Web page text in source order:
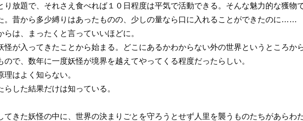
放題で、それさえ食べれば１０日程度は平気で活動できる。そんな魅力的な獲物
。昔から多少縛りはあったものの、少しの量なら口に入れることができたのに……
は、まったくと言っていいほどに。
怪が入ってきたことから始まる。どこにあるかわからない外の世界というところか
ので、数年に一度妖怪が境界を越えてやってくる程度だったらしい。
はよく知らない。
した結果だけは知っている。
きた妖怪の中に、世界の決まりごとを守ろうとせず人里を襲うものたちがあらわ